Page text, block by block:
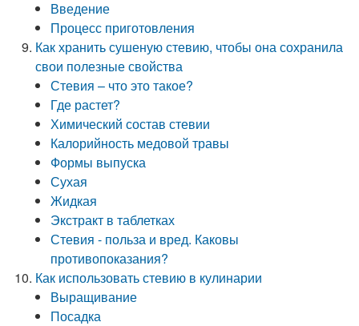
Введение
Процесс приготовления
Как хранить сушеную стевию, чтобы она сохранила
свои полезные свойства
Стевия – что это такое?
Где растет?
Химический состав стевии
Калорийность медовой травы
Формы выпуска
Сухая
Жидкая
Экстракт в таблетках
Стевия - польза и вред. Каковы
противопоказания?
Как использовать стевию в кулинарии
Выращивание
Посадка